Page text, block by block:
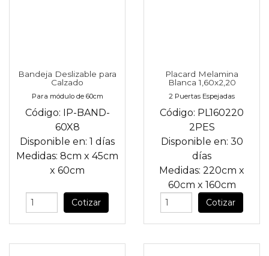
Bandeja Deslizable para
Calzado
Para módulo de 60cm
Código: IP-BAND-
60X8
Disponible en: 1 días
Medidas: 8cm x 45cm
x 60cm
Cotizar
Placard Melamina
Blanca 1,60x2,20
2 Puertas Espejadas
Código: PL160220
2PES
Disponible en: 30
días
Medidas: 220cm x
60cm x 160cm
Cotizar